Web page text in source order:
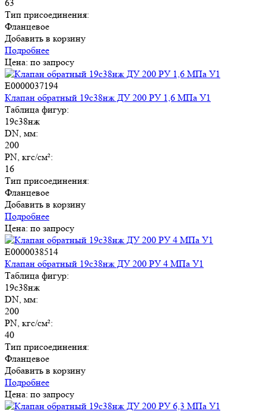
63
Тип присоединения:
Фланцевое
Добавить в корзину
Подробнее
Цена: по запросу
E0000037194
Клапан обратный 19с38нж ДУ 200 РУ 1,6 МПа У1
Таблица фигур:
19с38нж
DN, мм:
200
PN, кгс/см²:
16
Тип присоединения:
Фланцевое
Добавить в корзину
Подробнее
Цена: по запросу
E0000038514
Клапан обратный 19с38нж ДУ 200 РУ 4 МПа У1
Таблица фигур:
19с38нж
DN, мм:
200
PN, кгс/см²:
40
Тип присоединения:
Фланцевое
Добавить в корзину
Подробнее
Цена: по запросу